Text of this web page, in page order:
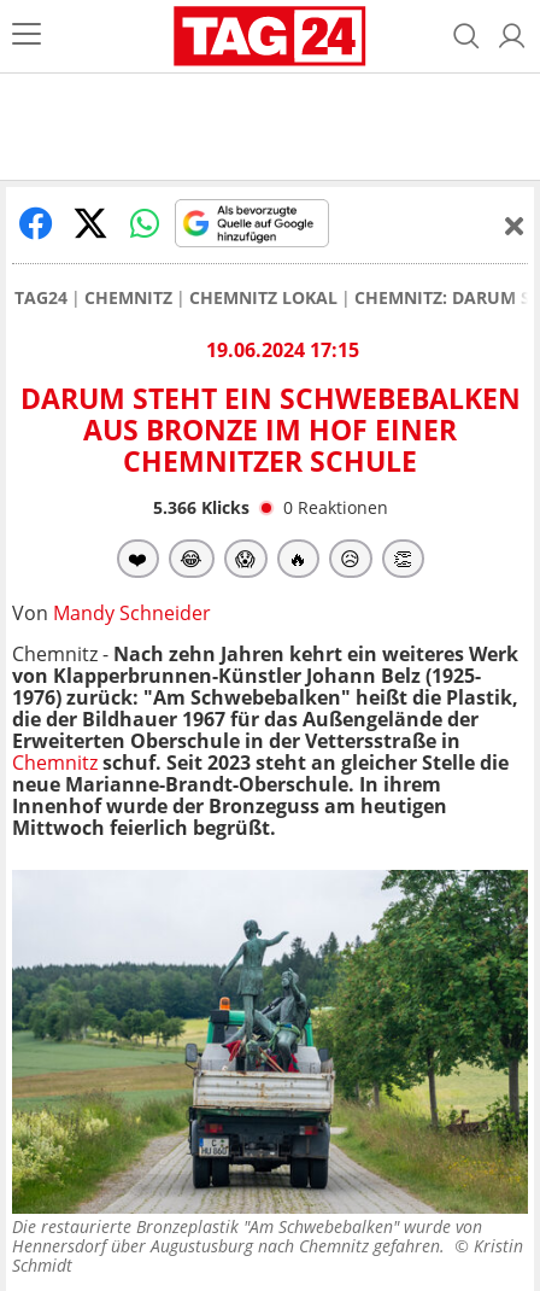
TAG24 CHEMNITZ CHEMNITZ LOKAL CHEMNITZ: DARUM
19.06.2024 17:15
DARUM STEHT EIN SCHWEBEBALKEN
AUS BRONZE IM HOF EINER
CHEMNITZER SCHULE
5.366Klicks 0 Reaktionen
❤️ 😂 😱 🔥 😥 👏
Von Mandy Schneider
Chemnitz - Nach zehn Jahren kehrt ein weiteres Werk
von Klapperbrunnen-Künstler Johann Belz (1925-
1976) zurück: "Am Schwebebalken" heißt die Plastik,
die der Bildhauer 1967 für das Außengelände der
Erweiterten Oberschule in der Vettersstraße in
Chemnitzschuf. Seit 2023 steht an gleicher Stelle die
neue Marianne-Brandt-Oberschule. In ihrem
Innenhof wurde der Bronzeguss am heutigen
Mittwoch feierlich begrüßt.
Die restaurierte Bronzeplastik "Am Schwebebalken" wurde von
Hennersdorf über Augustusburg nach Chemnitz gefahren. © Kristin
Schmidt